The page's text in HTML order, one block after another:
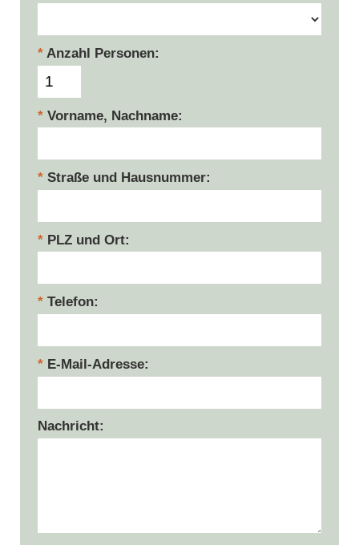
Anzahl Personen
Vorname, Nachname
Straße und Hausnummer
PLZ und Ort
Telefon
E-Mail-Adresse
Nachricht